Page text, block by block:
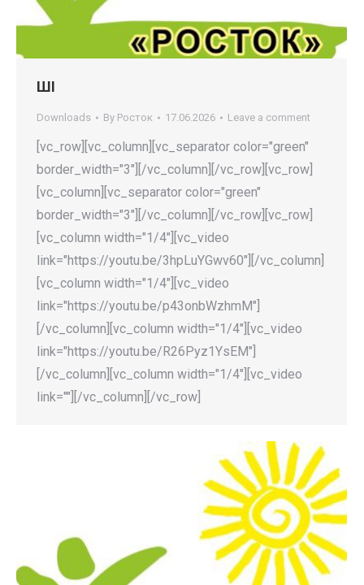
ШІ
Downloads By Росток 17.06.2026 Leave a comment
[vc_row][vc_column][vc_separator color="green"
border_width="3"][/vc_column][/vc_row][vc_row]
[vc_column][vc_separator color="green"
border_width="3"][/vc_column][/vc_row][vc_row]
[vc_column width="1/4"][vc_video
link="https://youtu.be/3hpLuYGwv60"][/vc_column]
[vc_column width="1/4"][vc_video
link="https://youtu.be/p43onbWzhmM"]
[/vc_column][vc_column width="1/4"][vc_video
link="https://youtu.be/R26Pyz1YsEM"]
[/vc_column][vc_column width="1/4"][vc_video
link=""][/vc_column][/vc_row]